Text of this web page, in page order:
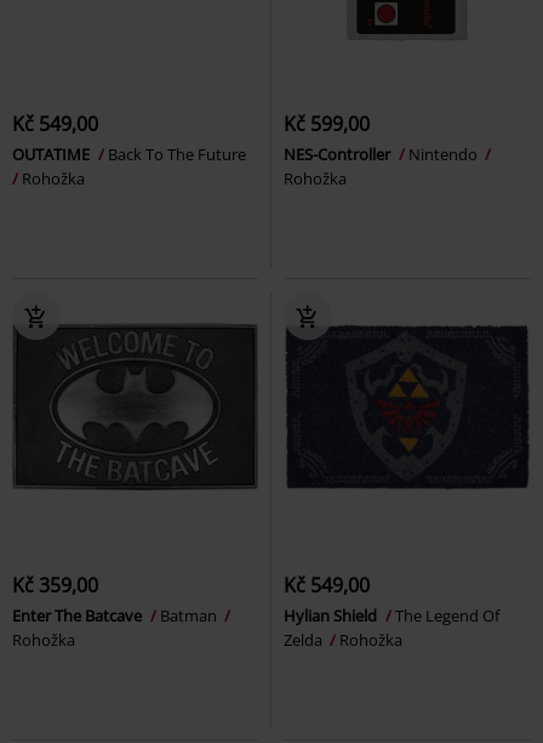
Kč 549,00
OUTATIME
Back To The Future
Rohožka
Kč 599,00
NES-Controller
Nintendo
Rohožka
Kč 359,00
Enter The Batcave
Batman
Rohožka
Kč 549,00
Hylian Shield
The Legend Of
Zelda
Rohožka